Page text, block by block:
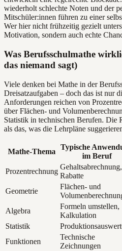
wiederholt schlechte Noten und der
Mitschüler:innen führen zu einer
Wer hier nicht frühzeitig gezielt
Motivation, sondern auch echte
Was Berufsschulmathe
das niemand sagt)
Viele denken bei Mathe in der
Dreisatzaufgaben – doch das ist nur
Anforderungen reichen von
über Flächen- und
Statistik in technischen Berufen. Die
als das, was die Lehrpläne
Mathe-Thema
Typische
im Beruf
Prozentrechnung
Gehaltsabrechnung,
Rabatte
Geometrie
Flächen- und
Algebra
Formeln umstellen,
Kalkulation
Statistik
Funktionen
Technische
Zeichnungen